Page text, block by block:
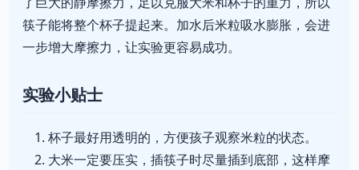
筷子能将整个杯子提起来。加水后米粒吸水膨胀，会进
一步增大摩擦力，让实验更容易成功。
实验小贴士
杯子最好用透明的，方便孩子观察米粒的状态。
大米一定要压实，插筷子时尽量插到底部，这样摩